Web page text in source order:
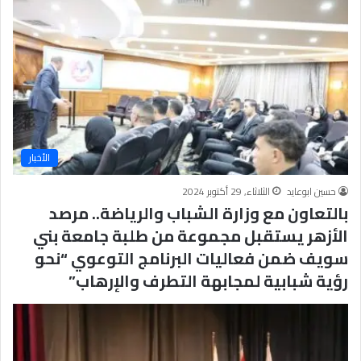
الأخبار
حسين ابوعايد
الثلاثاء, 29 أكتوبر 2024
بالتعاون مع وزارة الشباب والرياضة.. مرصد
الأزهر يستقبل مجموعة من طلبة جامعة بني
سويف ضمن فعاليات البرنامج التوعوي “نحو
رؤية شبابية لمجابهة التطرف والإرهاب”
ر
أ
س
س
ل
ت
ح
ق
ق
ا
ل
سِّ
ل
م
ا